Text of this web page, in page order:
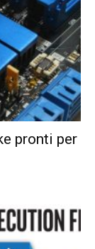
pronti per